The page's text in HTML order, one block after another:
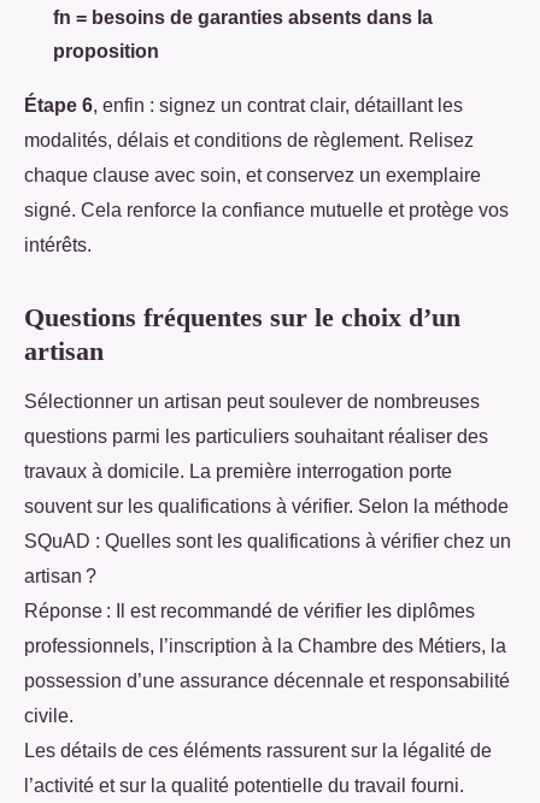
fn = besoins de garanties absents dans la
proposition
Étape 6, enfin : signez un contrat clair, détaillant les
modalités, délais et conditions de règlement. Relisez
chaque clause avec soin, et conservez un exemplaire
signé. Cela renforce la confiance mutuelle et protège vos
intérêts.
Questions fréquentes sur le choix d’un
artisan
Sélectionner un artisan peut soulever de nombreuses
questions parmi les particuliers souhaitant réaliser des
travaux à domicile. La première interrogation porte
souvent sur les qualifications à vérifier. Selon la méthode
SQuAD : Quelles sont les qualifications à vérifier chez un
artisan ?
Réponse : Il est recommandé de vérifier les diplômes
professionnels, l’inscription à la Chambre des Métiers, la
possession d’une assurance décennale et responsabilité
civile.
Les détails de ces éléments rassurent sur la légalité de
l’activité et sur la qualité potentielle du travail fourni.